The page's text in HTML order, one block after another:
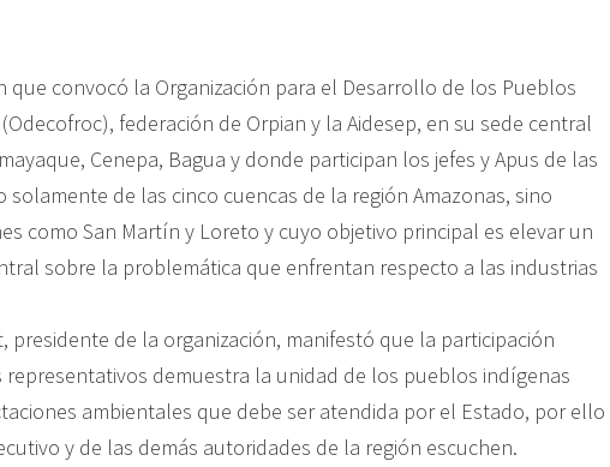
que convocó la Organización para el Desarrollo de los Pueblos
federación de Orpian y la Aidesep, en su sede central
Cenepa, Bagua y donde participan los jefes y Apus de las
solamente de las cinco cuencas de la región Amazonas, sino
como San Martín y Loreto y cuyo objetivo principal es elevar un
sobre la problemática que enfrentan respecto a las industrias
presidente de la organización, manifestó que la participación
representativos demuestra la unidad de los pueblos indígenas
ambientales que debe ser atendida por el Estado, por ello
y de las demás autoridades de la región escuchen.